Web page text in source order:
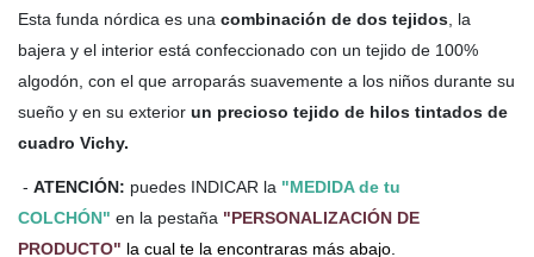
Esta funda nórdica es una combinación de dos tejidos , la
bajera y el interior está confeccionado con un tejido de 100%
algodón, con el que arroparás suavemente a los niños durante su
sueño y en su exterior un precioso tejido de hilos tintados de
cuadro Vichy.
- ATENCIÓN: puedes INDICAR la "MEDIDA de tu
COLCHÓN" en la pestaña "PERSONALIZACIÓN DE
PRODUCTO" la cual te la encontraras más abajo.